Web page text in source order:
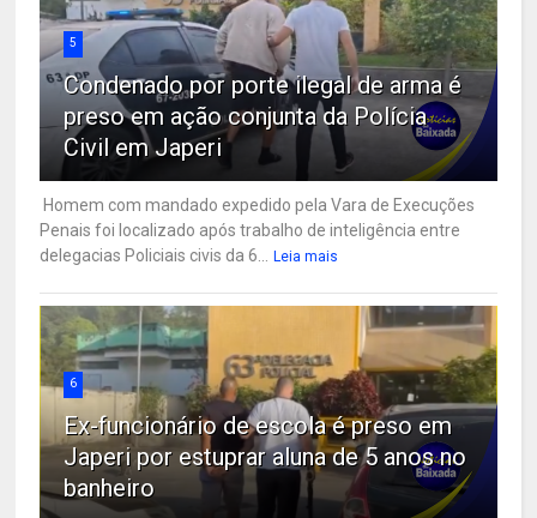
5
Condenado por porte ilegal de arma é
preso em ação conjunta da Polícia
Civil em Japeri
Homem com mandado expedido pela Vara de Execuções
Penais foi localizado após trabalho de inteligência entre
delegacias Policiais civis da 6...
Leia mais
6
Ex-funcionário de escola é preso em
Japeri por estuprar aluna de 5 anos no
banheiro